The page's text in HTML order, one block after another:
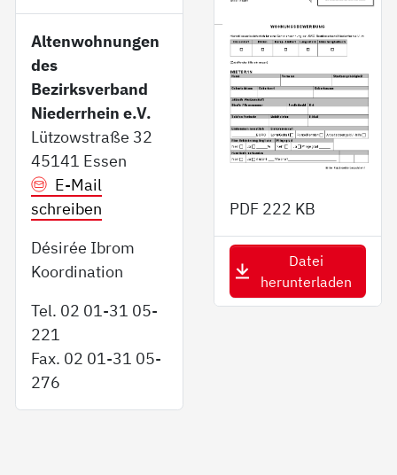
Altenwohnungen
des
Bezirksverband
Niederrhein e.V.
Lützowstraße 32
45141 Essen
E-Mail
schreiben
Désirée Ibrom
Koordination
Tel. 02 01-31 05-
221
Fax. 02 01-31 05-
276
PDF 222 KB
Datei
herunterladen